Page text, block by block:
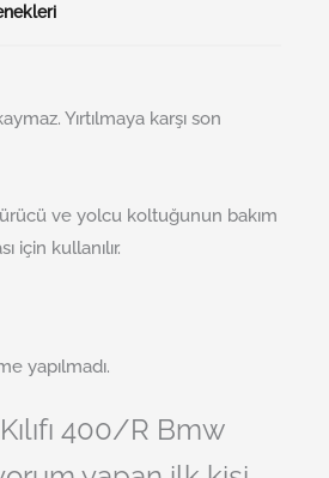
Yırtılmaya karşı son
ve yolcu koltuğunun bakım
için kullanılır.
yapılmadı.
400/R Bmw